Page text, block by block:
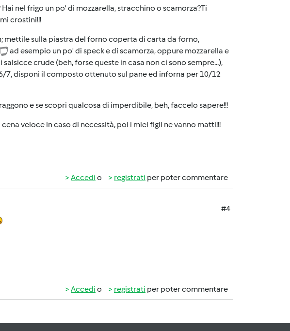
nel frigo un po' di mozzarella, stracchino o scamorza?Ti
crostini!!!
mettile sulla piastra del forno coperta di carta da forno,
ad esempio un po' di speck e di scamorza, oppure mozzarella e
crude (beh, forse queste in casa non ci sono sempre...),
7, disponi il composto ottenuto sul pane ed inforna per 10/12
e se scopri qualcosa di imperdibile, beh, faccelo sapere!!!
veloce in caso di necessità, poi i miei figli ne vanno matti!!!
Accedi o registrati per poter commentare
#4
Accedi o registrati per poter commentare